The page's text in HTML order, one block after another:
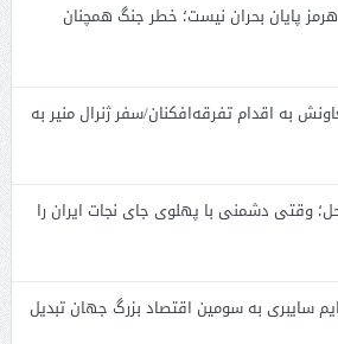
پایان بحران نیست؛ خطر جنگ همچنان
به اقدام تفرقه‌افکنان/سفر ژنرال منیر به
وقتی دشمنی با پهلوی جای نجات ایران را
سایبری به سومین اقتصاد بزرگ جهان تبدیل